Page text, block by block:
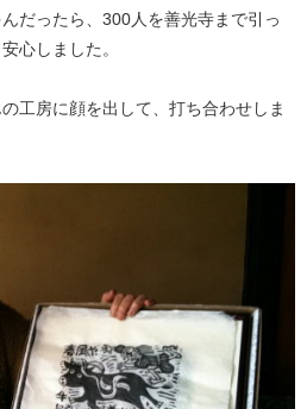
だったら、300人を善光寺まで引っ
心しました。
工房に顔を出して、打ち合わせしま